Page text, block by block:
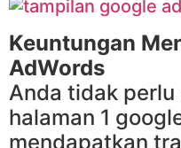
Keuntungan
AdWords
Anda tidak
halaman 1
mendapatkan